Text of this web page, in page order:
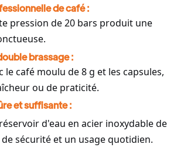
de café :
pression de 20 bars produit une
brassage :
le café moulu de 8 g et les capsules,
ou de praticité.
et suffisante :
d'eau en acier inoxydable de
sécurité et un usage quotidien.